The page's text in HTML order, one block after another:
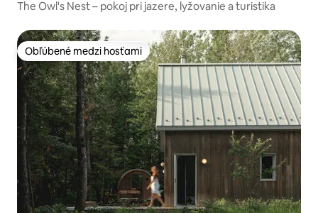
The Owl's Nest – pokoj pri jazere, lyžovanie a turistika
Obľúbené medzi hosťami
Obľúbené medzi hosťami